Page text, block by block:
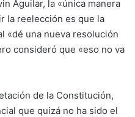
Aguilar, la «única manera
la reelección es que la
«dé una nueva resolución
consideró que «eso no va
de la Constitución,
que quizá no ha sido el